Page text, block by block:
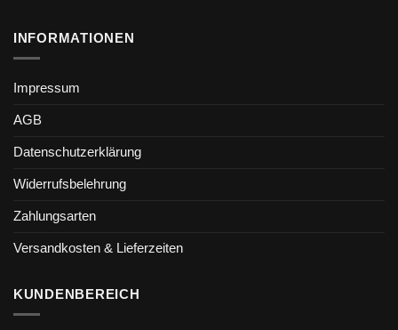
INFORMATIONEN
Impressum
AGB
Datenschutzerklärung
Widerrufsbelehrung
Zahlungsarten
Versandkosten & Lieferzeiten
KUNDENBEREICH